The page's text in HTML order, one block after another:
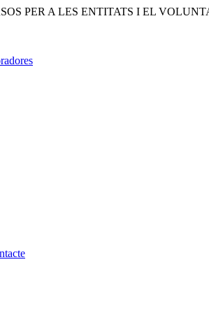
PER A LES ENTITATS I EL